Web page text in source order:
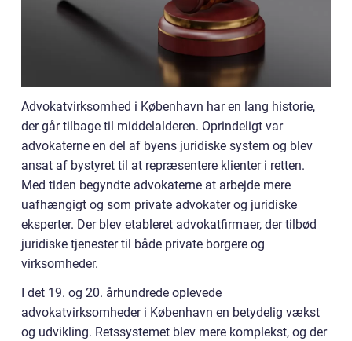
Advokatvirksomhed i København har en lang historie,
der går tilbage til middelalderen. Oprindeligt var
advokaterne en del af byens juridiske system og blev
ansat af bystyret til at repræsentere klienter i retten.
Med tiden begyndte advokaterne at arbejde mere
uafhængigt og som private advokater og juridiske
eksperter. Der blev etableret advokatfirmaer, der tilbød
juridiske tjenester til både private borgere og
virksomheder.
I det 19. og 20. århundrede oplevede
advokatvirksomheder i København en betydelig vækst
og udvikling. Retssystemet blev mere komplekst, og der